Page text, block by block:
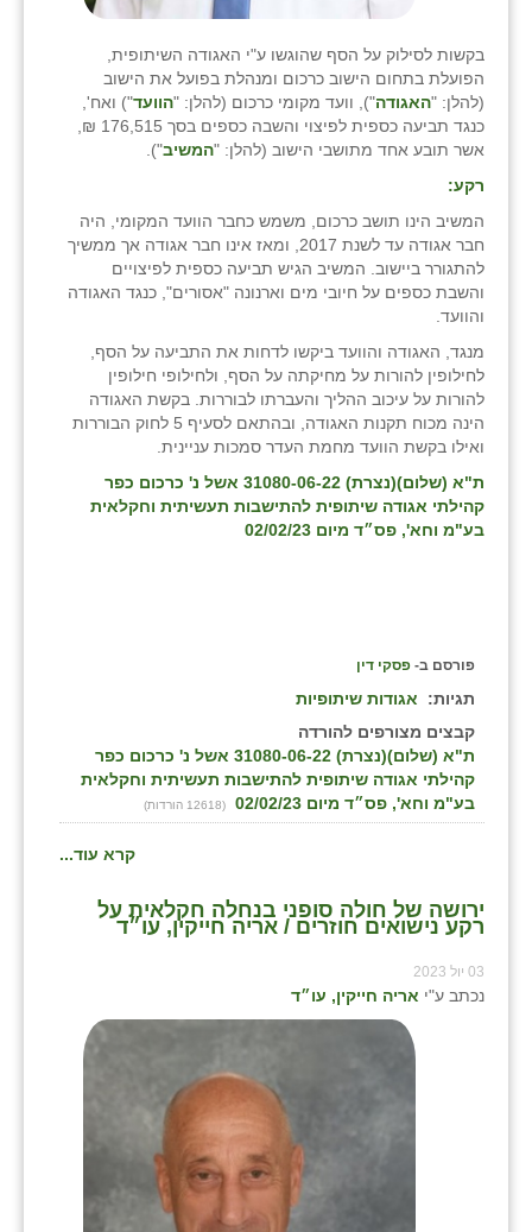
בקשות לסילוק על הסף שהוגשו ע"י האגודה השיתופית,
הפועלת בתחום הישוב כרכום ומנהלת בפועל את הישוב
(להלן: "האגודה"), וועד מקומי כרכום (להלן: "הוועד") ואח',
כנגד תביעה כספית לפיצוי והשבה כספים בסך 176,515 ₪,
אשר תובע אחד מתושבי הישוב (להלן: "המשיב").
רקע:
המשיב הינו תושב כרכום, משמש כחבר הוועד המקומי, היה
חבר אגודה עד לשנת 2017, ומאז אינו חבר אגודה אך ממשיך
להתגורר ביישוב. המשיב הגיש תביעה כספית לפיצויים
והשבת כספים על חיובי מים וארנונה "אסורים", כנגד האגודה
והוועד.
מנגד, האגודה והוועד ביקשו לדחות את התביעה על הסף,
לחילופין להורות על מחיקתה על הסף, ולחילופי חילופין
להורות על עיכוב ההליך והעברתו לבוררות. בקשת האגודה
הינה מכוח תקנות האגודה, ובהתאם לסעיף 5 לחוק הבוררות
ואילו בקשת הוועד מחמת העדר סמכות עניינית.
ת"א (שלום)(נצרת) 31080-06-22 אשל נ' כרכום כפר
קהילתי אגודה שיתופית להתישבות תעשיתית וחקלאית
בע"מ וחא', פס״ד מיום 02/02/23
פורסם ב- פסקי דין
תגיות:
אגודות שיתופיות
קבצים מצורפים להורדה
ת"א (שלום)(נצרת) 31080-06-22 אשל נ' כרכום כפר
קהילתי אגודה שיתופית להתישבות תעשיתית וחקלאית
בע"מ וחא', פס״ד מיום 02/02/23
(12618 הורדות)
קרא עוד...
ירושה של חולה סופני בנחלה חקלאית על
רקע נישואים חוזרים / אריה חייקין, עו״ד
03 יול 2023
נכתב ע"י אריה חייקין, עו״ד